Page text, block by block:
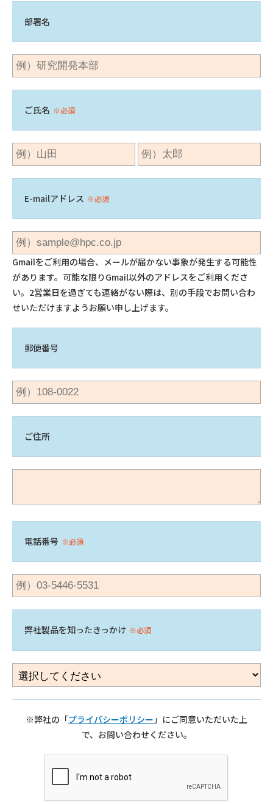
部署名
ご氏名 ※必須
E-mailアドレス ※必須
Gmailをご利用の場合、メールが届かない事象が発生する可能性
があります。可能な限りGmail以外のアドレスをご利用くださ
い。2営業日を過ぎても連絡がない際は、別の手段でお問い合わ
せいただけますようお願い申し上げます。
郵便番号
ご住所
電話番号 ※必須
弊社製品を知ったきっかけ ※必須
※弊社の「プライバシーポリシー」にご同意いただいた上
で、お問い合わせください。